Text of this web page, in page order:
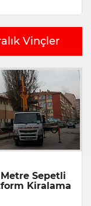
Vinçler
Sepetli
Kiralama